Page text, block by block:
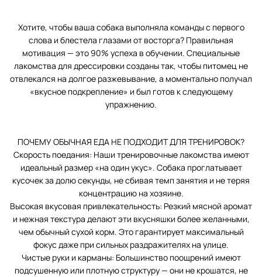
Хотите, чтобы ваша собака выполняла команды с первого
слова и блестела глазами от восторга? Правильная
мотивация — это 90% успеха в обучении. Специальные
лакомства для дрессировки созданы так, чтобы питомец не
отвлекался на долгое разжевывание, а моментально получал
«вкусное подкрепление» и был готов к следующему
упражнению.
ПОЧЕМУ ОБЫЧНАЯ ЕДА НЕ ПОДХОДИТ ДЛЯ ТРЕНИРОВОК?
Скорость поедания: Наши тренировочные лакомства имеют
идеальный размер «на один укус». Собака проглатывает
кусочек за долю секунды, не сбивая темп занятия и не теряя
концентрацию на хозяине.
Высокая вкусовая привлекательность: Резкий мясной аромат
и нежная текстура делают эти вкусняшки более желанными,
чем обычный сухой корм. Это гарантирует максимальный
фокус даже при сильных раздражителях на улице.
Чистые руки и карманы: Большинство поощрений имеют
подсушенную или плотную структуру — они не крошатся, не